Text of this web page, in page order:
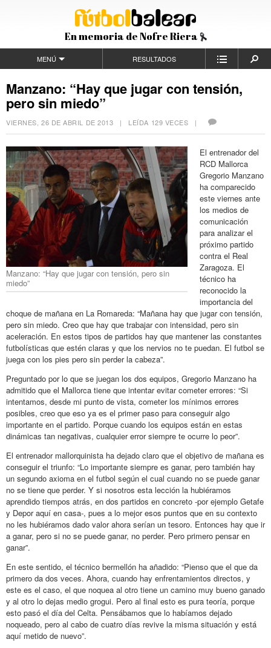
En memoria de Nofre Riera
MENÚ RESULTADOS
Manzano: “Hay que jugar con tensión,
pero sin miedo”
VIERNES, 26 DE ABRIL DE 2013 | LEÍDA 129 VECES |
Manzano: “Hay que jugar con tensión, pero sin
miedo”
El entrenador del
RCD Mallorca
Gregorio Manzano
ha comparecido
este viernes ante
los medios de
comunicación
para analizar el
próximo partido
contra el Real
Zaragoza. El
técnico ha
reconocido la
importancia del
choque de mañana en La Romareda: “Mañana hay que jugar con tensión,
pero sin miedo. Creo que hay que trabajar con intensidad, pero sin
aceleración. En estos tipos de partidos hay que mantener las constantes
futbolísticas que estén claras y que los nervios no te puedan. El futbol se
juega con los pies pero sin perder la cabeza”.
Preguntado por lo que se juegan los dos equipos, Gregorio Manzano ha
admitido que el Mallorca tiene que intentar evitar cometer errores: “Si
intentamos, desde mi punto de vista, cometer los mínimos errores
posibles, creo que eso ya es el primer paso para conseguir algo
importante en el partido. Porque cuando los equipos están en estas
dinámicas tan negativas, cualquier error siempre te ocurre lo peor”.
El entrenador mallorquinista ha dejado claro que el objetivo de mañana es
conseguir el triunfo: “Lo importante siempre es ganar, pero también hay
un segundo axioma en el futbol según el cual cuando no se puede ganar
no se tiene que perder. Y si nosotros esta lección la hubiéramos
aprendido tiempos atrás, en dos partidos en concreto -por ejemplo Getafe
y Depor aquí en casa-, pues a lo mejor esos puntos que en su contexto
no les hubiéramos dado valor ahora serían un tesoro. Entonces hay que ir
a ganar, pero si no se puede ganar, no perder. Pero primero pensar en
ganar”.
En este sentido, el técnico bermellón ha añadido: “Pienso que el que da
primero da dos veces. Ahora, cuando hay enfrentamientos directos, y
este es el caso, el que noquea al otro tiene un camino muy bueno ganado
y al otro lo dejas medio grogui. Pero al final esto es pura teoría, porque
esto pasó el día del Celta. Pensábamos que lo habíamos dejado
noqueado, pero al cabo de cuatro días revive la misma situación y está
aquí metido de nuevo”.